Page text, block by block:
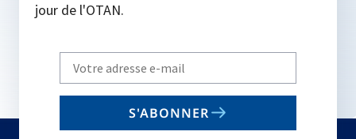
jour de l'OTAN.
Write
your
email
S'ABONNER